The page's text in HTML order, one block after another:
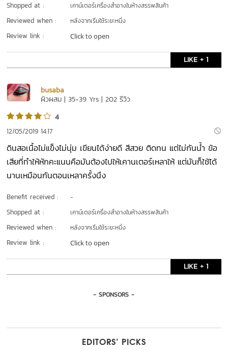
Shopped at : เคาน์เตอร์เครื่องสำอางในห้างสรรพสินค้า
Reviewed when : หลังจากเริ่มใช้ระยะหนึ่ง
Review link : Click to open
LIKE + 1
busaba
ผิวผสม | 35-39 Yrs | 202 รีวิว
4
12/05/2019 14:17
ดินสอเนื้อไม่แข็งไม่นุ่ม เขียนได้ง่ายดี สีสวย ติดทน แต่ไม่กันน้ำ ข้อ
เสียที่ทำให้หักคะแนนคือมันต้องไปให้เคานเตอร์เหลาให้ แต่มันก็ใช้ได้
นานเหมือนกันตอนเหลาครั้งนึง
Benefit received : -
Shopped at : เคาน์เตอร์เครื่องสำอางในห้างสรรพสินค้า
Reviewed when : หลังจากเริ่มใช้ระยะหนึ่ง
Review link : Click to open
LIKE + 1
- SPONSORS -
EDITORS’ PICKS